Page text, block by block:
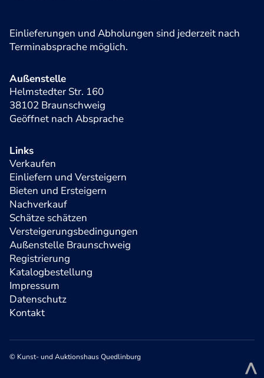
Einlieferungen und Abholungen sind jederzeit nach
Terminabsprache möglich.
Außenstelle
Helmstedter Str. 160
38102 Braunschweig
Geöffnet nach Absprache
Links
Verkaufen
Einliefern und Versteigern
Bieten und Ersteigern
Nachverkauf
Schätze schätzen
Versteigerungsbedingungen
Außenstelle Braunschweig
Registrierung
Katalogbestellung
Impressum
Datenschutz
Kontakt
© Kunst- und Auktionshaus Quedlinburg ^